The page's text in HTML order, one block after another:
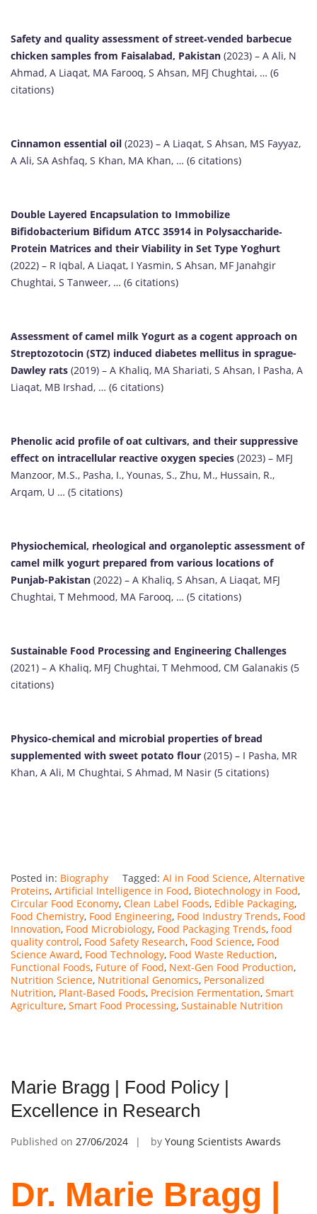
Safety and quality assessment of street‐vended barbecue
chicken samples from Faisalabad, Pakistan (2023) – A Ali, N
Ahmad, A Liaqat, MA Farooq, S Ahsan, MFJ Chughtai, … (6
citations)
Cinnamon essential oil (2023) – A Liaqat, S Ahsan, MS Fayyaz,
A Ali, SA Ashfaq, S Khan, MA Khan, … (6 citations)
Double Layered Encapsulation to Immobilize
Bifidobacterium Bifidum ATCC 35914 in Polysaccharide‐
Protein Matrices and their Viability in Set Type Yoghurt
(2022) – R Iqbal, A Liaqat, I Yasmin, S Ahsan, MF Janahgir
Chughtai, S Tanweer, … (6 citations)
Assessment of camel milk Yogurt as a cogent approach on
Streptozotocin (STZ) induced diabetes mellitus in sprague-
Dawley rats (2019) – A Khaliq, MA Shariati, S Ahsan, I Pasha, A
Liaqat, MB Irshad, … (6 citations)
Phenolic acid profile of oat cultivars, and their suppressive
effect on intracellular reactive oxygen species (2023) – MFJ
Manzoor, M.S., Pasha, I., Younas, S., Zhu, M., Hussain, R.,
Arqam, U … (5 citations)
Physiochemical, rheological and organoleptic assessment of
camel milk yogurt prepared from various locations of
Punjab-Pakistan (2022) – A Khaliq, S Ahsan, A Liaqat, MFJ
Chughtai, T Mehmood, MA Farooq, … (5 citations)
Sustainable Food Processing and Engineering Challenges
(2021) – A Khaliq, MFJ Chughtai, T Mehmood, CM Galanakis (5
citations)
Physico-chemical and microbial properties of bread
supplemented with sweet potato flour (2015) – I Pasha, MR
Khan, A Ali, M Chughtai, S Ahmad, M Nasir (5 citations)
Posted in: Biography Tagged: AI in Food Science, Alternative
Proteins, Artificial Intelligence in Food, Biotechnology in Food,
Circular Food Economy, Clean Label Foods, Edible Packaging,
Food Chemistry, Food Engineering, Food Industry Trends, Food
Innovation, Food Microbiology, Food Packaging Trends, food
quality control, Food Safety Research, Food Science, Food
Science Award, Food Technology, Food Waste Reduction,
Functional Foods, Future of Food, Next-Gen Food Production,
Nutrition Science, Nutritional Genomics, Personalized
Nutrition, Plant-Based Foods, Precision Fermentation, Smart
Agriculture, Smart Food Processing, Sustainable Nutrition
Marie Bragg | Food Policy |
Excellence in Research
Published on 27/06/2024 by Young Scientists Awards
Dr. Marie Bragg |